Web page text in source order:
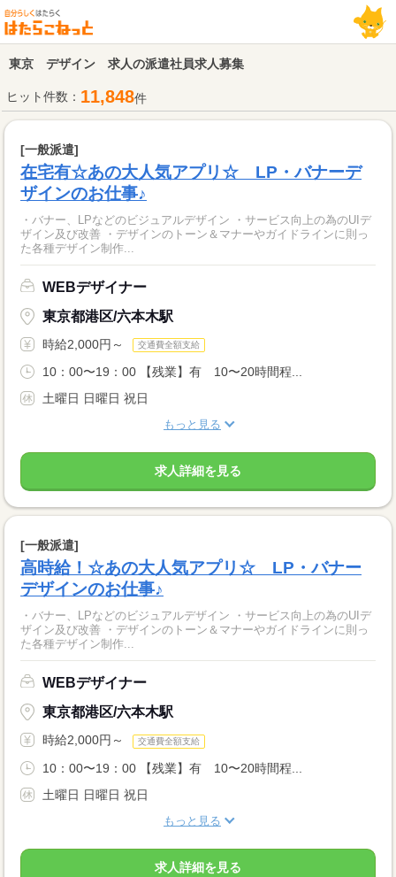
東京 デザイン 求人の派遣社員求人募集
ヒット件数： 11,848件
[一般派遣]
在宅有☆あの大人気アプリ☆ LP・バナーデ
ザインのお仕事♪
・バナー、LPなどのビジュアルデザイン ・サービス向上の為のUIデ
ザイン及び改善 ・デザインのトーン＆マナーやガイドラインに則っ
た各種デザイン制作...
WEBデザイナー
東京都港区/六本木駅
時給2,000円～ 交通費全額支給
10：00〜19：00 【残業】有 10〜20時間程...
土曜日 日曜日 祝日
もっと見る
求人詳細を見る
[一般派遣]
高時給！☆あの大人気アプリ☆ LP・バナー
デザインのお仕事♪
・バナー、LPなどのビジュアルデザイン ・サービス向上の為のUIデ
ザイン及び改善 ・デザインのトーン＆マナーやガイドラインに則っ
た各種デザイン制作...
WEBデザイナー
東京都港区/六本木駅
時給2,000円～ 交通費全額支給
10：00〜19：00 【残業】有 10〜20時間程...
土曜日 日曜日 祝日
もっと見る
求人詳細を見る